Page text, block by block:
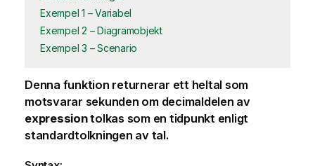
Exempel 1 – Variabel
Exempel 2 – Diagramobjekt
Exempel 3 – Scenario
Denna funktion returnerar ett heltal som
motsvarar sekunden om decimaldelen av
expressiontolkas som en tidpunkt enligt
standardtolkningen av tal.